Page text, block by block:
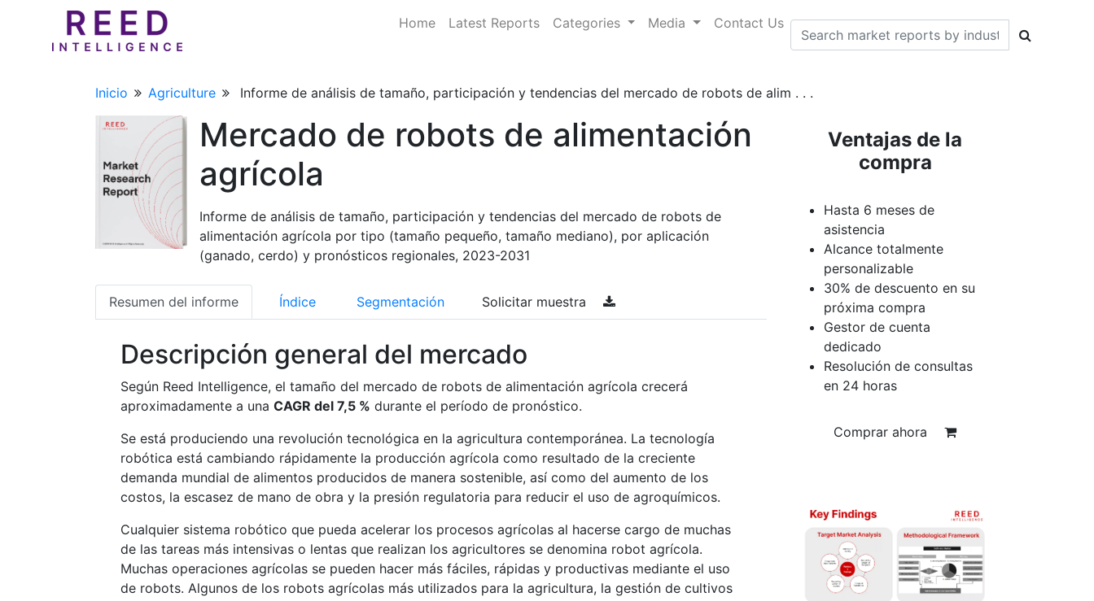
Home Latest Reports Categories Media Contact Us
Inicio Agriculture Informe de análisis de tamaño, participación y tendencias del mercado de robots de alim . . .
Mercado de robots de alimentación
agrícola
Informe de análisis de tamaño, participación y tendencias del mercado de robots de
alimentación agrícola por tipo (tamaño pequeño, tamaño mediano), por aplicación
(ganado, cerdo) y pronósticos regionales, 2023-2031
Resumen del informe Índice Segmentación Solicitar muestra
Descripción general del mercado
Según Reed Intelligence, el tamaño del mercado de robots de alimentación agrícola crecerá
aproximadamente a una CAGR del 7,5 % durante el período de pronóstico.
Se está produciendo una revolución tecnológica en la agricultura contemporánea. La tecnología
robótica está cambiando rápidamente la producción agrícola como resultado de la creciente
demanda mundial de alimentos producidos de manera sostenible, así como del aumento de los
costos, la escasez de mano de obra y la presión regulatoria para reducir el uso de agroquímicos.
Cualquier sistema robótico que pueda acelerar los procesos agrícolas al hacerse cargo de muchas
de las tareas más intensivas o lentas que realizan los agricultores se denomina robot agrícola.
Muchas operaciones agrícolas se pueden hacer más fáciles, rápidas y productivas mediante el uso
de robots. Algunos de los robots agrícolas más utilizados para la agricultura, la gestión de cultivos
Ventajas de la
compra
Hasta 6 meses de
asistencia
Alcance totalmente
personalizable
30% de descuento en su
próxima compra
Gestor de cuenta
dedicado
Resolución de consultas
en 24 horas
Comprar ahora